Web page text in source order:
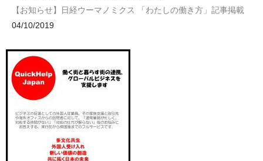
【お知らせ】日経ウーマノミクス 「わたしの働き方」記事掲載
04/10/2019